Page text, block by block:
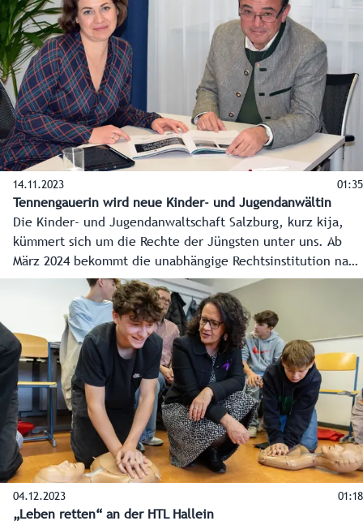
die Bedeutung der Impfung zum eigenen Schutz und den
der Liebsten. Besucher erhalten kostenlose Impfberatungen
und können sich über ihren aktuellen Impfstatus
informieren. Den Impfpass mitzunehmen hilft, um gezielte
und präzise Informationen zu erhalten.
14.11.2023 01:35
Tennengauerin wird neue Kinder- und Jugendanwältin
Die Kinder- und Jugendanwaltschaft Salzburg, kurz kija,
kümmert sich um die Rechte der Jüngsten unter uns. Ab
März 2024 bekommt die unabhängige Rechtsinstitution nach
fast 20 Jahren eine neue Leiterin. Die 40-jährige
Magistrats-Juristin Johanna Fellinger übernimmt das Amt
als Kinder- und Jugendanwältin von Juristin und Mediatorin
Andrea Holz-Dahrenstaedt. Soziallandesrat Christian Pewny
traf die neue Kinder- und Jugendanwältin Johanna
Fellinger zu einem ersten Austausch.
04.12.2023 01:18
„Leben retten“ an der HTL Hallein